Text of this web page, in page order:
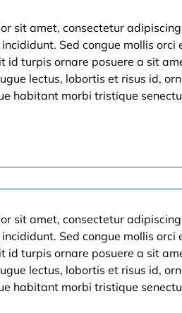
sit amet, consectetur
Sed congue mollis orci
id turpis ornare posuere a sit
lectus, lobortis et risus id,
habitant morbi tristique
sit amet, consectetur
Sed congue mollis orci
id turpis ornare posuere a sit
lectus, lobortis et risus id,
habitant morbi tristique